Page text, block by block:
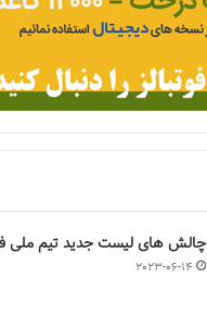
چالش هاى ليست جدید تيم ملى
2023-06-14